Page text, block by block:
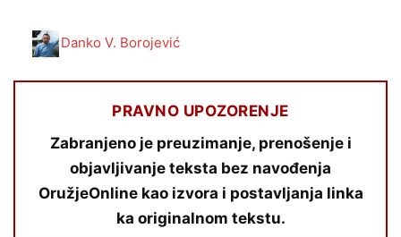
Danko V. Borojević
PRAVNO UPOZORENJE
Zabranjeno je preuzimanje, prenošenje i
objavljivanje teksta bez navođenja
OružjeOnline kao izvora i postavljanja linka
ka originalnom tekstu.